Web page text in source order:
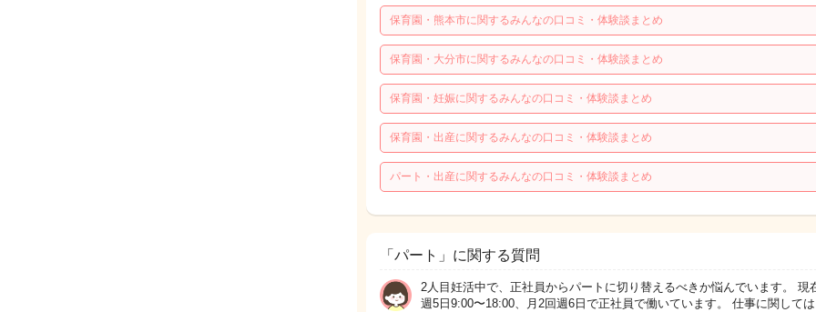
保育園・熊本市に関するみんなの口コミ・体験談まとめ
保育園・大分市に関するみんなの口コミ・体験談まとめ
保育園・妊娠に関するみんなの口コミ・体験談まとめ
保育園・出産に関するみんなの口コミ・体験談まとめ
パート・出産に関するみんなの口コミ・体験談まとめ
「パート」に関する質問
2人目妊活中で、正社員からパートに切り替えるべきか悩んでいます。 現
週5日9:00〜18:00、月2回週6日で正社員で働いています。 仕事に関して